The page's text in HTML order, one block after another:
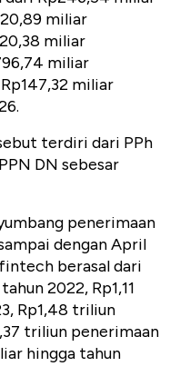
miliar
miliar
miliar
miliar
terdiri dari PPh
DN sebesar
penerimaan
dengan April
berasal dari
2022, Rp1,11
Rp1,48 triliun
triliun penerimaan
hingga tahun